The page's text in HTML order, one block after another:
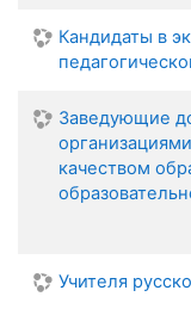
Кандидаты в
Заведующие
качеством
Учителя